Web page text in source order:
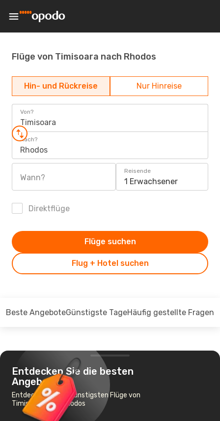
Flüge von Timisoara nach Rhodos
Hin- und Rückreise Nur Hinreise
Von?
Timisoara
Nach?
Rhodos
Wann?
Reisende
1 Erwachsener
Direktflüge
Flug + Hotel suchen
Flüge suchen
Beste AngeboteGünstigste TageHäufig gestellte Fragen
Entdecken Sie die besten
Angebote
Entdecken Sie die günstigsten Flüge von
Timisoara nach Rhodos